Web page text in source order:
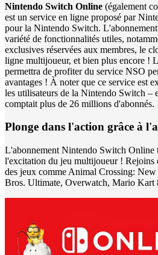
Nintendo Switch Online (également
est un service en ligne proposé par
pour la Nintendo Switch. L'abonnement
variété de fonctionnalités utiles,
exclusives réservées aux membres, le
ligne multijoueur, et bien plus encore !
permettra de profiter du service NSO
avantages ! À noter que ce service est
les utilisateurs de la Nintendo Switch –
comptait plus de 26 millions d'abonnés.
Plonge dans l'action grâce à
L'abonnement Nintendo Switch Online
l'excitation du jeu multijoueur ! Rejoins
des jeux comme Animal Crossing:
Bros. Ultimate, Overwatch, Mario Kart